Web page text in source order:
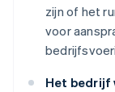
zijn of het
voor
Het bedrijf